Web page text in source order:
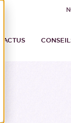
ACTUS